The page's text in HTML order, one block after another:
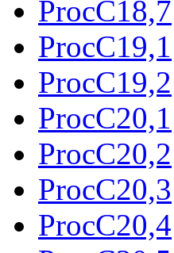
ProcC18,7
ProcC19,1
ProcC19,2
ProcC20,1
ProcC20,2
ProcC20,3
ProcC20,4